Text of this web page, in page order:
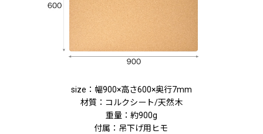
size：幅900×高さ600×奥行7mm
材質：コルクシート/天然木
重量：約900g
付属：吊下げ用ヒモ